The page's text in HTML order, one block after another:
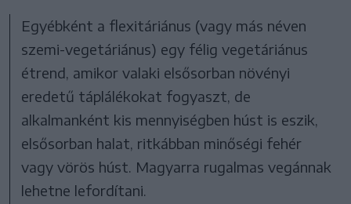
Egyébként a flexitáriánus (vagy más néven
szemi-vegetáriánus) egy félig vegetáriánus
étrend, amikor valaki elsősorban növényi
eredetű táplálékokat fogyaszt, de
alkalmanként kis mennyiségben húst is eszik,
elsősorban halat, ritkábban minőségi fehér
vagy vörös húst. Magyarra rugalmas vegánnak
lehetne lefordítani.